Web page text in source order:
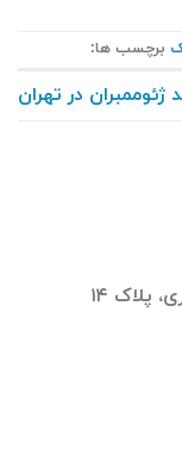
پلاک ۱۴
برچسب ها:
ژئوممبران در تهران